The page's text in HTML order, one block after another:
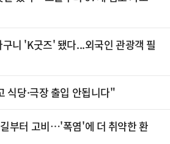
니 'K굿즈' 됐다...외국인 관광객 필
식당·극장 출입 안됩니다"
부터 고비…'폭염'에 더 취약한 환